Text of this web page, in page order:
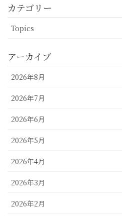
カテゴリー
Topics
アーカイブ
2026年8月
2026年7月
2026年6月
2026年5月
2026年4月
2026年3月
2026年2月